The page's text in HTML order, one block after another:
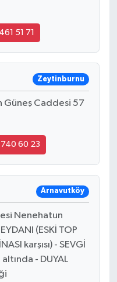
51 71
Zeytinburnu
Güneş Caddesi 57
60 23
Arnavutköy
Nenehatun
(ESKİ TOP
karşısı) - SEVGİ
- DUYAL